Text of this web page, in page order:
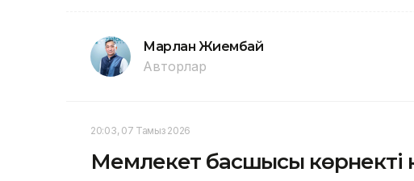
Марлан Жиембай
Авторлар
20:03, 07 Тамыз 2026
Мемлекет басшысы